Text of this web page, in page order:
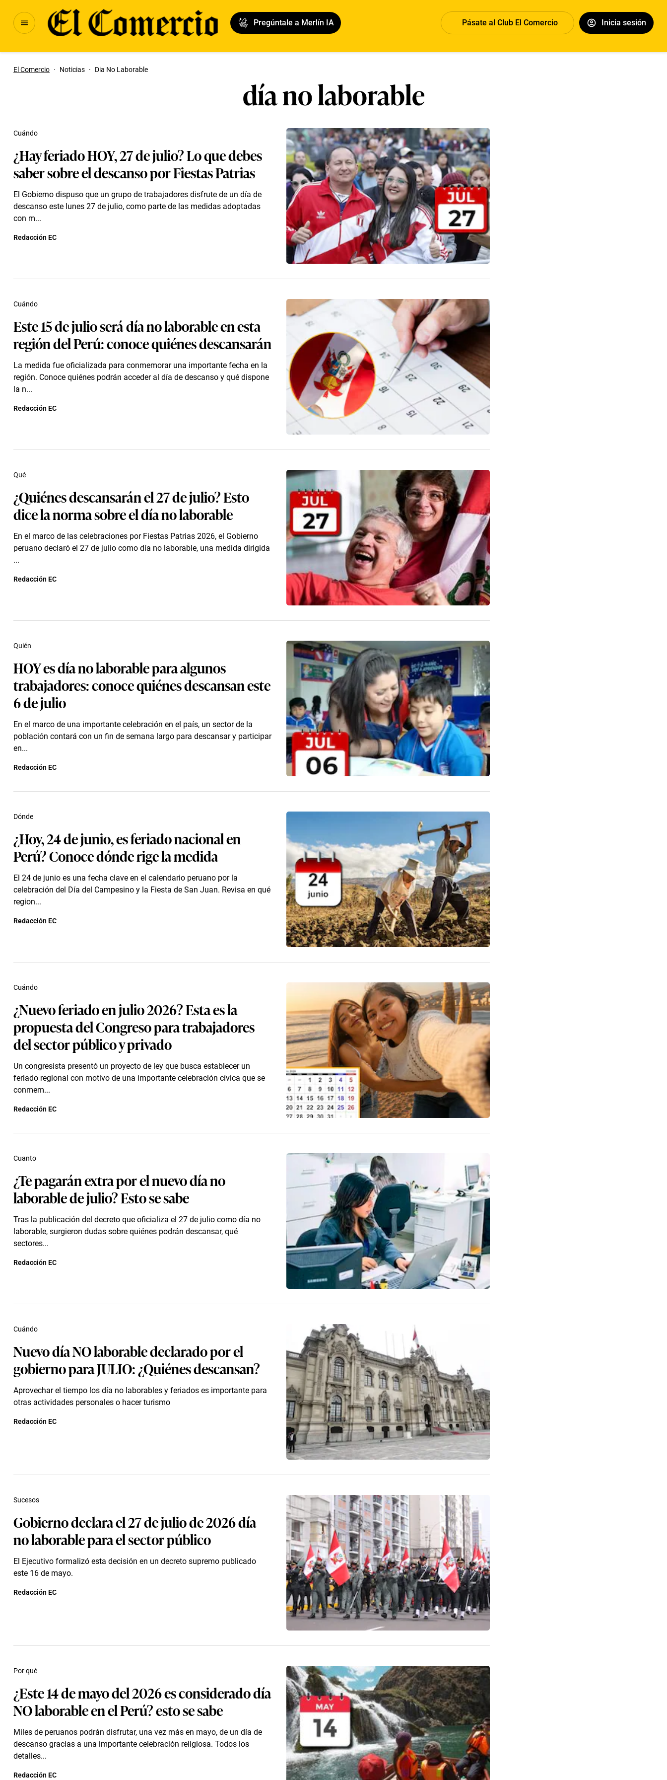
Pregúntale a Merlín IA Pásate al Club El Comercio Inicia sesión
El Comercio · Noticias · Dia No Laborable
día no laborable
¿Hay feriado HOY, 27 de julio? Lo que debes
saber sobre el descanso por Fiestas Patrias
El Gobierno dispuso que un grupo de trabajadores disfrute de un día de
descanso este lunes 27 de julio, como parte de las medidas adoptadas
con m...
Cuándo
Redacción EC
Este 15 de julio será día no laborable en esta
región del Perú: conoce quiénes descansarán
La medida fue oficializada para conmemorar una importante fecha en la
región. Conoce quiénes podrán acceder al día de descanso y qué dispone
la n...
Cuándo
Redacción EC
¿Quiénes descansarán el 27 de julio? Esto
dice la norma sobre el día no laborable
En el marco de las celebraciones por Fiestas Patrias 2026, el Gobierno
peruano declaró el 27 de julio como día no laborable, una medida dirigida
...
Qué
Redacción EC
HOY es día no laborable para algunos
trabajadores: conoce quiénes descansan este
6 de julio
En el marco de una importante celebración en el país, un sector de la
población contará con un fin de semana largo para descansar y participar
en...
Quién
Redacción EC
¿Hoy, 24 de junio, es feriado nacional en
Perú? Conoce dónde rige la medida
El 24 de junio es una fecha clave en el calendario peruano por la
celebración del Día del Campesino y la Fiesta de San Juan. Revisa en qué
region...
Dónde
Redacción EC
¿Nuevo feriado en julio 2026? Esta es la
propuesta del Congreso para trabajadores
del sector público y privado
Un congresista presentó un proyecto de ley que busca establecer un
feriado regional con motivo de una importante celebración cívica que se
conmem...
Cuándo
Redacción EC
¿Te pagarán extra por el nuevo día no
laborable de julio? Esto se sabe
Tras la publicación del decreto que oficializa el 27 de julio como día no
laborable, surgieron dudas sobre quiénes podrán descansar, qué
sectores...
Cuanto
Redacción EC
Nuevo día NO laborable declarado por el
gobierno para JULIO: ¿Quiénes descansan?
Aprovechar el tiempo los día no laborables y feriados es importante para
otras actividades personales o hacer turismo
Cuándo
Redacción EC
Gobierno declara el 27 de julio de 2026 día
no laborable para el sector público
El Ejecutivo formalizó esta decisión en un decreto supremo publicado
este 16 de mayo.
Sucesos
Redacción EC
¿Este 14 de mayo del 2026 es considerado día
NO laborable en el Perú? esto se sabe
Miles de peruanos podrán disfrutar, una vez más en mayo, de un día de
descanso gracias a una importante celebración religiosa. Todos los
detalles...
Por qué
Redacción EC